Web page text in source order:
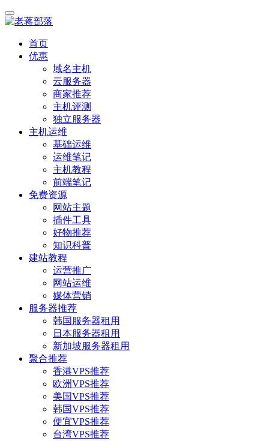
首页
优惠
域名主机
云服务器
商家推荐
主机评测
独立服务器
主机运维
基础运维
运维笔记
主机教程
前端笔记
免费资源
网站主题
插件工具
好物推荐
知识科普
建站教程
运营推广
网站运维
媒体营销
服务器推荐
韩国服务器租用
日本服务器租用
新加坡服务器租用
聚合推荐
香港VPS推荐
欧洲VPS推荐
美国VPS推荐
韩国VPS推荐
便宜VPS推荐
台湾VPS推荐